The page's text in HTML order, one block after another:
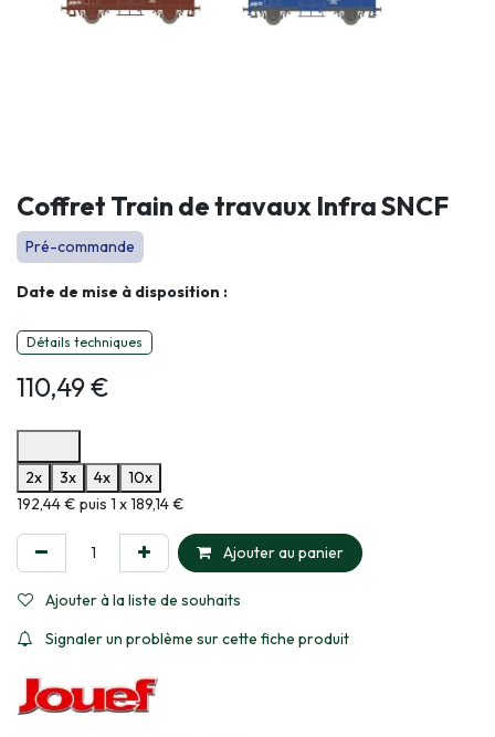
Coffret Train de travaux Infra SNCF
Pré-commande
Date de mise à disposition :
Détails techniques
110,49€
2x
3x 4x
10x
Informations sur le plan de paiement sélectionné
192,44 € puis 1 x 189,14 €
Ajouter au panier
Ajouter à la liste de souhaits
Signaler un problème sur cette fiche produit